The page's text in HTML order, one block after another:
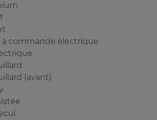
à commande électrique
(avant)